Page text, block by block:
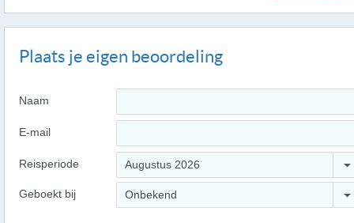
Plaats je eigen beoordeling
Naam
E-mail
Reisperiode Augustus 2026
Geboekt bij Onbekend